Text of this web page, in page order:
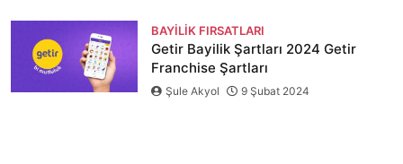
BAYILIK FIRSATLARI
Getir Bayilik Şartları 2024 Getir
Franchise Şartları
Şule Akyol 9 Şubat 2024